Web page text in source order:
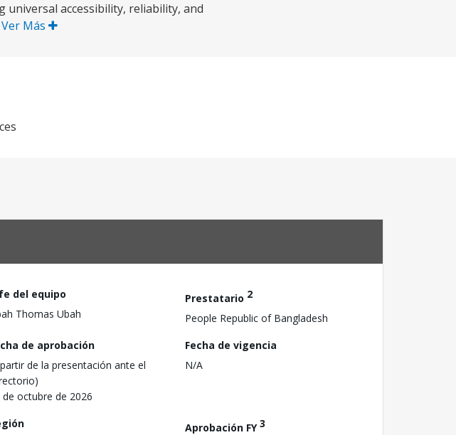
accessibility, reliability, and
Ver Más
del equipo
Thomas Ubah
Prestatario 2
People Republic of Bangladesh
de aprobación
de la presentación ante el
de octubre de 2026
Fecha de vigencia
N/A
Aprobación FY3